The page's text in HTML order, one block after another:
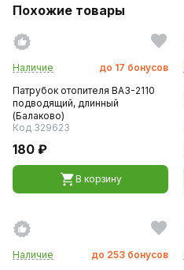
Похожие товары
Наличие до 17 бонусов
Патрубок отопителя ВАЗ-2110
подводящий, длинный
(Балаково)
Код 329623
180 ₽
В корзину
Наличие до 253 бонусов